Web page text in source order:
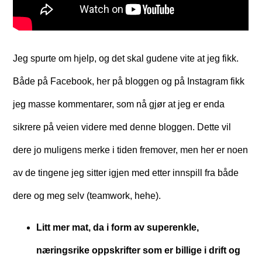
Jeg spurte om hjelp, og det skal gudene vite at jeg fikk.
Både på Facebook, her på bloggen og på Instagram fikk
jeg masse kommentarer, som nå gjør at jeg er enda
sikrere på veien videre med denne bloggen. Dette vil
dere jo muligens merke i tiden fremover, men her er noen
av de tingene jeg sitter igjen med etter innspill fra både
dere og meg selv (teamwork, hehe).
Litt mer mat, da i form av superenkle,
næringsrike oppskrifter som er billige i drift og